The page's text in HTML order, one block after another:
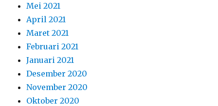
Mei 2021
April 2021
Maret 2021
Februari 2021
Januari 2021
Desember 2020
November 2020
Oktober 2020